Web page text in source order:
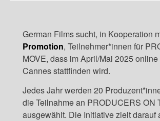
German Films sucht, in Kooperation
Promotion, Teilnehmer*innen für
MOVE, dass im April/Mai 2025
Cannes stattfinden wird.
Jedes Jahr werden 20
die Teilnahme an PRODUCERS ON
ausgewählt. Die Initiative zielt darauf